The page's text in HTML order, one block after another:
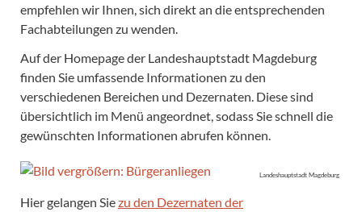
empfehlen wir Ihnen, sich direkt an die entsprechenden
Fachabteilungen zu wenden.
Auf der Homepage der Landeshauptstadt Magdeburg
finden Sie umfassende Informationen zu den
verschiedenen Bereichen und Dezernaten. Diese sind
übersichtlich im Menü angeordnet, sodass Sie schnell die
gewünschten Informationen abrufen können.
Landeshauptstadt Magdeburg
Hier gelangen Siezu den Dezernaten der